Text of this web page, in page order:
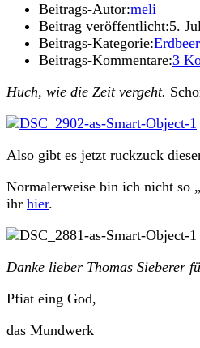
Beitrags-Autor:meli
Beitrag veröffentlicht:5.
Beitrags-Kategorie:
Beitrags-Kommentare:3
Huch, wie die Zeit vergeht.
Also gibt es jetzt ruckzuck
Normalerweise bin ich nicht so
ihr hier.
Danke lieber Thomas Sieberer
Pfiat eing God,
das Mundwerk